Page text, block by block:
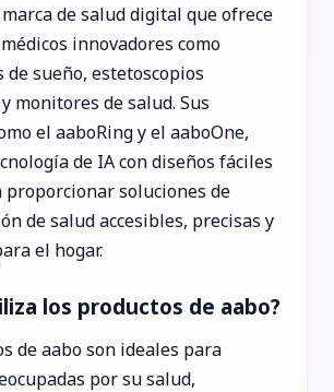
de salud digital que ofrece
innovadores como
de sueño, estetoscopios
monitores de salud. Sus
el aaboRing y el aaboOne,
de IA con diseños fáciles
proporcionar soluciones de
de salud accesibles, precisas y
el hogar.
los productos de aabo?
de aabo son ideales para
por su salud,